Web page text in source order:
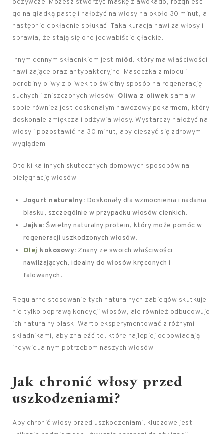
odżywcze. Możesz stworzyć maskę z awokado, rozgnieść
go na gładką pastę i nałożyć na włosy na około 30 minut, a
następnie dokładnie spłukać. Taka kuracja nawilża włosy i
sprawia, że stają się one jedwabiście gładkie.
Innym cennym składnikiem jest miód, który ma właściwości
nawilżające oraz antybakteryjne. Maseczka z miodu i
odrobiny oliwy z oliwek to świetny sposób na regenerację
suchych i zniszczonych włosów. Oliwa z oliwek sama w
sobie również jest doskonałym nawozowy pokarmem, który
doskonale zmiękcza i odżywia włosy. Wystarczy nałożyć na
włosy i pozostawić na 30 minut, aby cieszyć się zdrowym
wyglądem.
Oto kilka innych skutecznych domowych sposobów na
pielęgnację włosów:
Jogurt naturalny: Doskonały dla wzmocnienia i nadania
blasku, szczególnie w przypadku włosów cienkich.
Jajka: Świetny naturalny protein, który może pomóc w
regeneracji uszkodzonych włosów.
Olej kokosowy: Znany ze swoich właściwości
nawilżających, idealny do włosów kręconych i
falowanych.
Regularne stosowanie tych naturalnych zabiegów skutkuje
nie tylko poprawą kondycji włosów, ale również odbudowuje
ich naturalny blask. Warto eksperymentować z różnymi
składnikami, aby znaleźć te, które najlepiej odpowiadają
indywidualnym potrzebom naszych włosów.
Jak chronić włosy przed
uszkodzeniami?
Aby chronić włosy przed uszkodzeniami, kluczowe jest